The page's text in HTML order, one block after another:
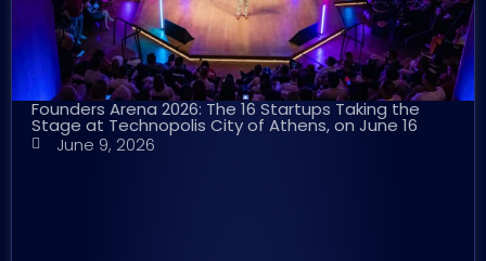
Founders Arena 2026: The 16 Startups Taking the
Stage at Technopolis City of Athens, on June 16
June 9, 2026